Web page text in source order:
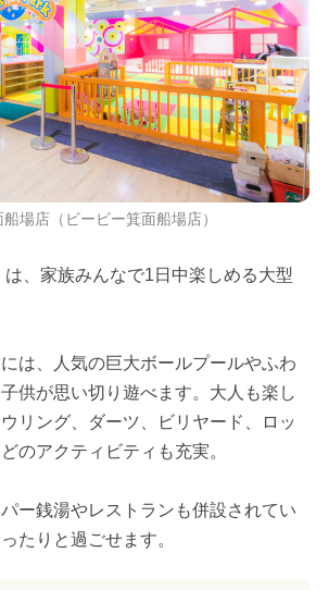
船場店（ビービー箕面船場店）
は、家族みんなで1日中楽しめる大型
は、人気の巨大ボールプールやふわ
供が思い切り遊べます。大人も楽し
リング、ダーツ、ビリヤード、ロッ
のアクティビティも充実。
ー銭湯やレストランも併設されてい
たりと過ごせます。